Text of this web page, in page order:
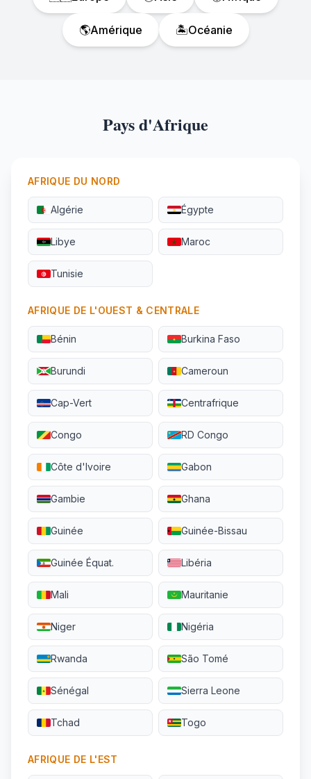
🌎Amérique 🏝️Océanie
Pays d'Afrique
AFRIQUE DU NORD
Algérie Égypte
Libye Maroc
Tunisie
AFRIQUE DE L'OUEST & CENTRALE
Bénin Burkina Faso
Burundi Cameroun
Cap-Vert Centrafrique
Congo RD Congo
Côte d'Ivoire Gabon
Gambie Ghana
Guinée Guinée-Bissau
Guinée Équat. Libéria
Mali Mauritanie
Niger Nigéria
Rwanda São Tomé
Sénégal Sierra Leone
Tchad Togo
AFRIQUE DE L'EST